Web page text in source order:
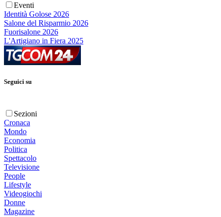
Eventi
Identità Golose 2026
Salone del Risparmio 2026
Fuorisalone 2026
L'Artigiano in Fiera 2025
Seguici su
Sezioni
Cronaca
Mondo
Economia
Politica
Spettacolo
Televisione
People
Lifestyle
Videogiochi
Donne
Magazine